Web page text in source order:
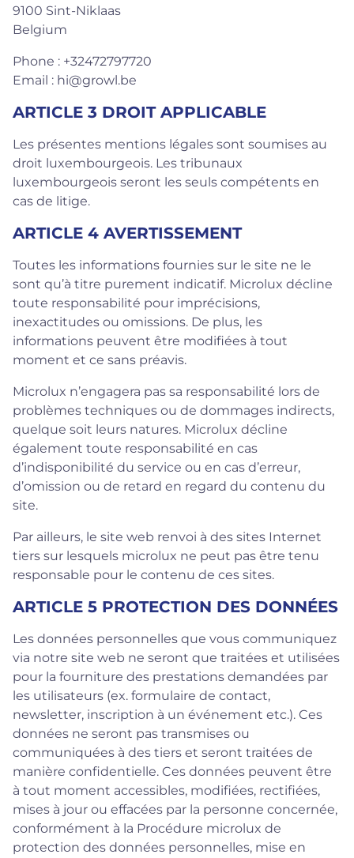
9100 Sint-Niklaas
Belgium
Phone : +32472797720
Email : hi@growl.be
ARTICLE 3 DROIT APPLICABLE
Les présentes mentions légales sont soumises au
droit luxembourgeois. Les tribunaux
luxembourgeois seront les seuls compétents en
cas de litige.
ARTICLE 4 AVERTISSEMENT
Toutes les informations fournies sur le site ne le
sont qu’à titre purement indicatif. Microlux décline
toute responsabilité pour imprécisions,
inexactitudes ou omissions. De plus, les
informations peuvent être modifiées à tout
moment et ce sans préavis.
Microlux n’engagera pas sa responsabilité lors de
problèmes techniques ou de dommages indirects,
quelque soit leurs natures. Microlux décline
également toute responsabilité en cas
d’indisponibilité du service ou en cas d’erreur,
d’omission ou de retard en regard du contenu du
site.
Par ailleurs, le site web renvoi à des sites Internet
tiers sur lesquels microlux ne peut pas être tenu
responsable pour le contenu de ces sites.
ARTICLE 5 PROTECTION DES DONNÉES
Les données personnelles que vous communiquez
via notre site web ne seront que traitées et utilisées
pour la fourniture des prestations demandées par
les utilisateurs (ex. formulaire de contact,
newsletter, inscription à un événement etc.). Ces
données ne seront pas transmises ou
communiquées à des tiers et seront traitées de
manière confidentielle. Ces données peuvent être
à tout moment accessibles, modifiées, rectifiées,
mises à jour ou effacées par la personne concernée,
conformément à la Procédure microlux de
protection des données personnelles, mise en